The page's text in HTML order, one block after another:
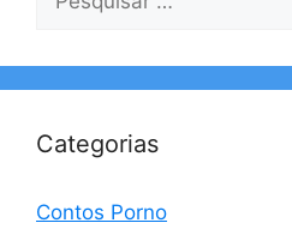
Categorias
Contos Porno